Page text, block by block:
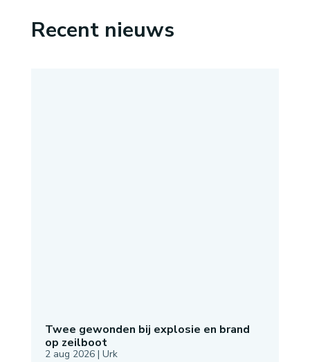
Recent nieuws
Twee gewonden bij explosie en brand
op zeilboot
2 aug 2026| Urk